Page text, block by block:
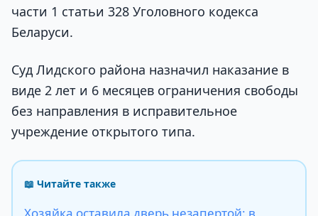
части 1 статьи 328 Уголовного кодекса
Беларуси.
Суд Лидского района назначил наказание в
виде 2 лет и 6 месяцев ограничения свободы
без направления в исправительное
учреждение открытого типа.
📖 Читайте также